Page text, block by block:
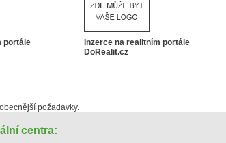
portále
Inzerce na realitním portále
DoRealit.cz
požadavky.
centra: